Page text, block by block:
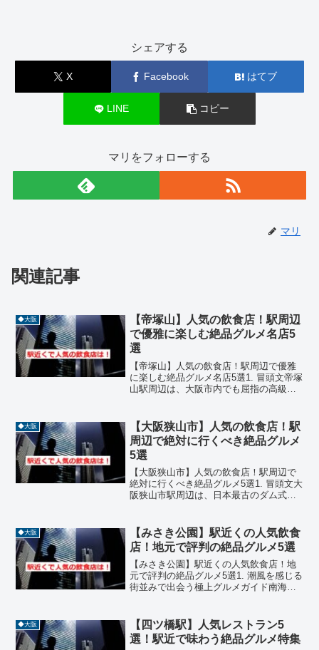
シェアする
X Facebook はてブ
LINE コピー
マリをフォローする
マリ
関連記事
◆大阪
【帝塚山】人気の飲食店！駅周辺
で優雅に楽しむ絶品グルメ名店5
選
【帝塚山】人気の飲食店！駅周辺で優雅
に楽しむ絶品グルメ名店5選1. 冒頭文帝塚
山駅周辺は、大阪市内でも屈指の高級住
す。歴史ある邸宅が並ぶこのエリアで
は、素材にこだわった繊...
◆大阪
【大阪狭山市】人気の飲食店！駅
周辺で絶対に行くべき絶品グルメ
5選
【大阪狭山市】人気の飲食店！駅周辺で
絶対に行くべき絶品グルメ5選1. 冒頭文大
阪狭山市駅周辺は、日本最古のダム式た
常に穏やかなエリアです。この街には、
派手な宣伝は行わな...
◆大阪
【みさき公園】駅近くの人気飲食
店！地元で評判の絶品グルメ5選
【みさき公園】駅近くの人気飲食店！地
元で評判の絶品グルメ5選1. 潮風を感じる
街並みで出会う極上グルメガイド南海本
を残しながらも、現在は穏やかな海辺の
街として多くの人々...
◆大阪
【四ツ橋駅】人気レストラン5
選！駅近で味わう絶品グルメ特集